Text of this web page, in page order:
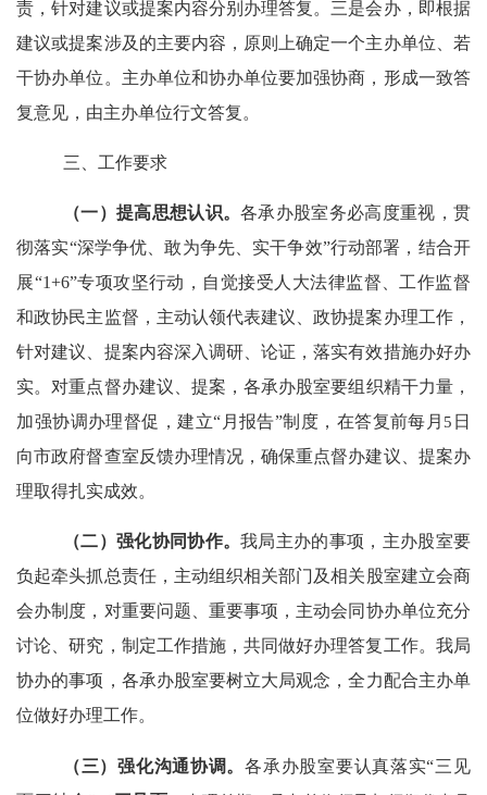
责，针对建议或提案内容分别办理答复。三是会办，即根据
建议或提案涉及的主要内容，原则上确定一个主办单位、若
干协办单位。主办单位和协办单位要加强协商，形成一致答
复意见，由主办单位行文答复。
三、工作要求
（一）提高思想认识。各承办股室务必高度重视， 贯
彻落实“深学争优、敢为争先、实干争效”行动部署，结合开
展“1+6”专项攻坚行动， 自觉接受人大法律监督、工作监督
和政协民主监督，主动认领代表建议、政协提案办理工作，
针对建议、提案内容深入调研、论证，落实有效措施办好办
实。对重点督办建议、提案，各承办股室要组织精干力量，
加强协调办理督促，建立“月报告”制 度，在答复前每月 5 日
向市政府督查室反馈办理情况，确保重点督办建议、提案办
理取得扎实成效。
（二）强化协同协作。我局主办的事项， 主办股室要
负起牵头抓总责任，主动组织相关部门及相关股室建立会商
会办制度，对重要问题、重要事项，主动会同 协办单位充分
讨论、研究，制定工作措施，共同做好办理答复工作。 我局
协办的事项， 各承办股室要树立大局观念，全力配合主办单
位做好办理工作。
（三）强化沟通协调。各承办股室要认真落实“三见